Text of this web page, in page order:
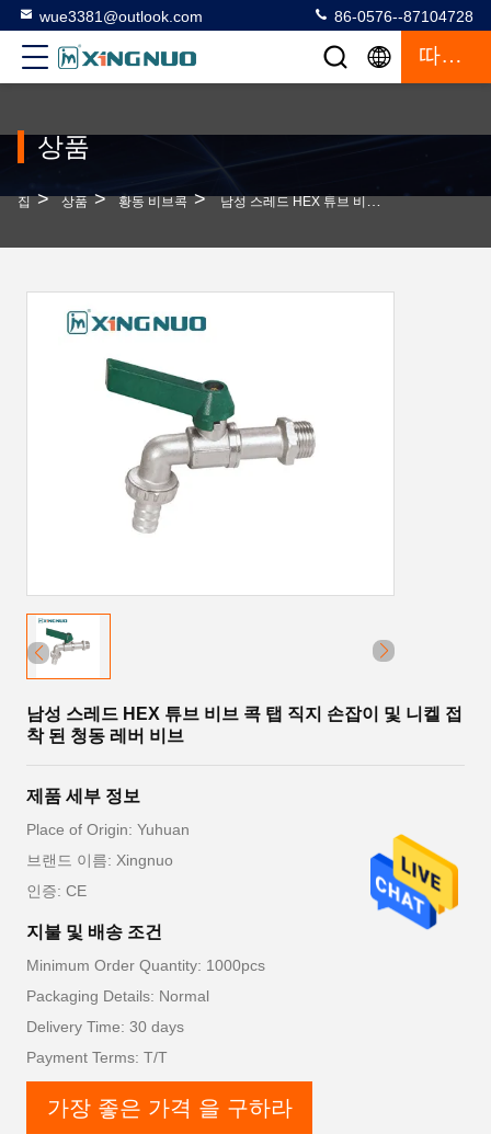
wue3381@outlook.com 86-0576--87104728
따옴표
상품
집 > 상품 > 황동 비브콕 > 남성 스레드 HEX 튜브 비브 콕 탭 직지 손잡이 및 니켈 접착 된 청동 레버 비브
남성 스레드 HEX 튜브 비브 콕 탭 직지 손잡이 및 니켈 접
착 된 청동 레버 비브
제품 세부 정보
Place of Origin: Yuhuan
브랜드 이름: Xingnuo
인증: CE
지불 및 배송 조건
Minimum Order Quantity: 1000pcs
Packaging Details: Normal
Delivery Time: 30 days
Payment Terms: T/T
가장 좋은 가격 을 구하라